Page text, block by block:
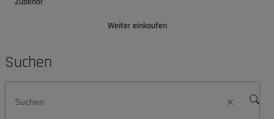
Weiter einkaufen
Suchen